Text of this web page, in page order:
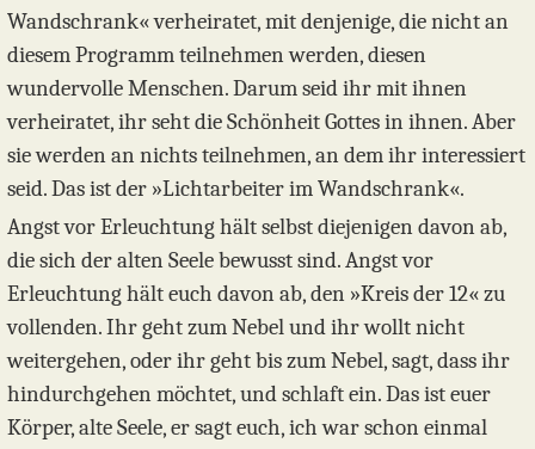
Wandschrank« verheiratet, mit denjenige, die nicht an
diesem Programm teilnehmen werden, diesen
wundervolle Menschen. Darum seid ihr mit ihnen
verheiratet, ihr seht die Schönheit Gottes in ihnen. Aber
sie werden an nichts teilnehmen, an dem ihr interessiert
seid. Das ist der »Lichtarbeiter im Wandschrank«.
Angst vor Erleuchtung hält selbst diejenigen davon ab,
die sich der alten Seele bewusst sind. Angst vor
Erleuchtung hält euch davon ab, den »Kreis der 12« zu
vollenden. Ihr geht zum Nebel und ihr wollt nicht
weitergehen, oder ihr geht bis zum Nebel, sagt, dass ihr
hindurchgehen möchtet, und schlaft ein. Das ist euer
Körper, alte Seele, er sagt euch, ich war schon einmal